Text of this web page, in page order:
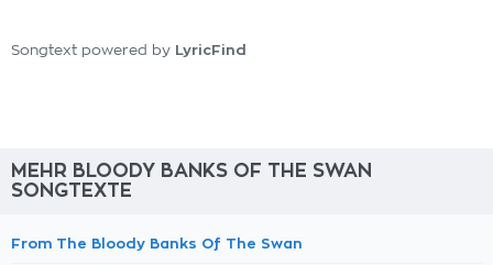
Songtext powered by LyricFind
MEHR BLOODY BANKS OF THE SWAN
SONGTEXTE
From The Bloody Banks Of The Swan